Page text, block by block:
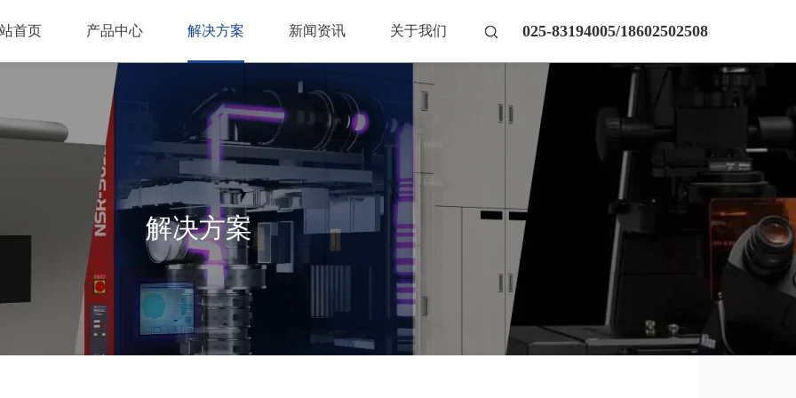
025-83194005/18602502508
首页 产品中心 解决方案 新闻资讯 关于我们
解决方案